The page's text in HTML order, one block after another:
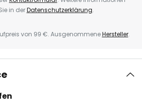
in derDatenschutzerklärung.
von 99 €. AusgenommeneHersteller.